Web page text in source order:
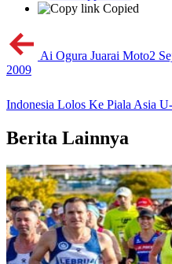
Copied
Ai Ogura Juarai Moto2
2009
Indonesia Lolos Ke Piala Asia
Berita Lainnya